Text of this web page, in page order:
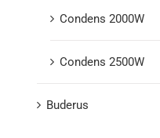
Condens 2000W
Condens 2500W
Buderus